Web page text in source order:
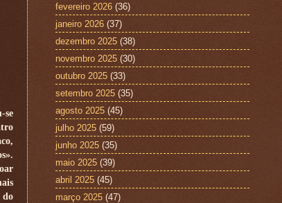
se
do
fevereiro 2026 (36)
janeiro 2026 (37)
dezembro 2025 (38)
novembro 2025 (30)
outubro 2025 (33)
setembro 2025 (35)
agosto 2025 (45)
julho 2025 (59)
junho 2025 (35)
maio 2025 (39)
abril 2025 (45)
março 2025 (47)